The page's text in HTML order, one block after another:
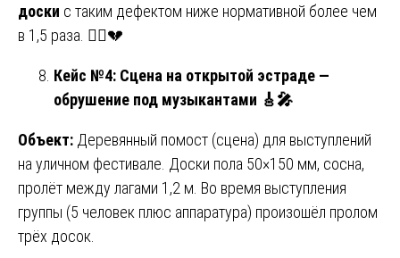
доски с таким дефектом ниже нормативной более чем
в 1,5 раза. 🚶‍♀️💔
Кейс №4: Сцена на открытой эстраде —
обрушение под музыкантами 🎸🎤
Объект: Деревянный помост (сцена) для выступлений
на уличном фестивале. Доски пола 50×150 мм, сосна,
пролёт между лагами 1,2 м. Во время выступления
группы (5 человек плюс аппаратура) произошёл пролом
трёх досок.